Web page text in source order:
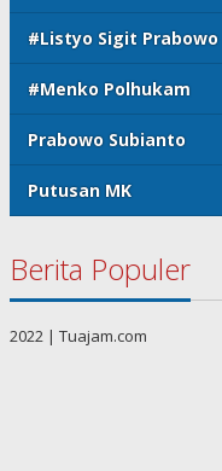
#Listyo Sigit Prabowo
#Menko Polhukam
Prabowo Subianto
Putusan MK
Berita Populer
2022 | Tuajam.com